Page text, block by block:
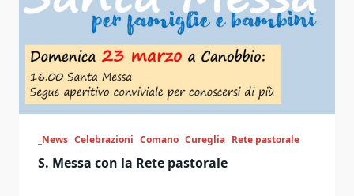
_News Celebrazioni Comano Cureglia Rete pastorale
S. Messa con la Rete pastorale